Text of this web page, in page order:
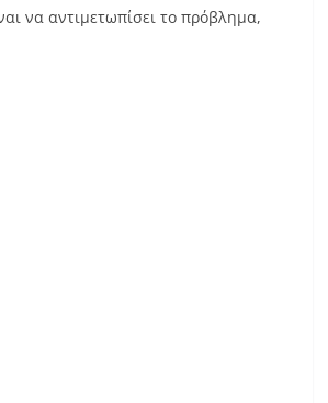
να αντιμετωπίσει το πρόβλημα,